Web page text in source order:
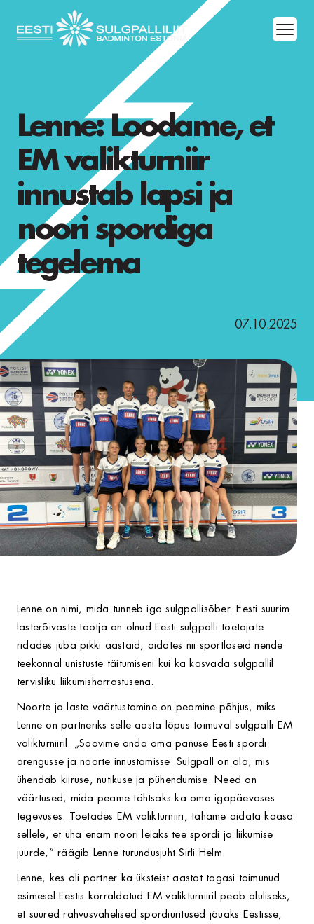
Lenne: Loodame, et
EM valikturniir
innustab lapsi ja
noori spordiga
tegelema
07.10.2025
Lenne on nimi, mida tunneb iga sulgpallisõber. Eesti suurim
lasterõivaste tootja on olnud Eesti sulgpalli toetajate
ridades juba pikki aastaid, aidates nii sportlaseid nende
teekonnal unistuste täitumiseni kui ka kasvada sulgpallil
tervisliku liikumisharrastusena.
Noorte ja laste väärtustamine on peamine põhjus, miks
Lenne on partneriks selle aasta lõpus toimuval sulgpalli EM
valikturniiril. „Soovime anda oma panuse Eesti spordi
arengusse ja noorte innustamisse. Sulgpall on ala, mis
ühendab kiiruse, nutikuse ja pühendumise. Need on
väärtused, mida peame tähtsaks ka oma igapäevases
tegevuses. Toetades EM valikturniiri, tahame aidata kaasa
sellele, et üha enam noori leiaks tee spordi ja liikumise
juurde,“ räägib Lenne turundusjuht Sirli Helm.
Lenne, kes oli partner ka üksteist aastat tagasi toimunud
esimesel Eestis korraldatud EM valikturniiril peab oluliseks,
et suured rahvusvahelised spordiüritused jõuaks Eestisse,